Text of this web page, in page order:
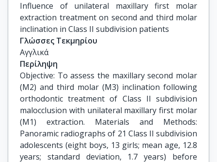
Influence of unilateral maxillary first molar
extraction treatment on second and third molar
inclination in Class II subdivision patients
Γλώσσες Τεκμηρίου
Αγγλικά
Περίληψη
Objective: To assess the maxillary second molar
(M2) and third molar (M3) inclination following
orthodontic treatment of Class II subdivision
malocclusion with unilateral maxillary first molar
(M1) extraction. Materials and Methods:
Panoramic radiographs of 21 Class II subdivision
adolescents (eight boys, 13 girls; mean age, 12.8
years; standard deviation, 1.7 years) before